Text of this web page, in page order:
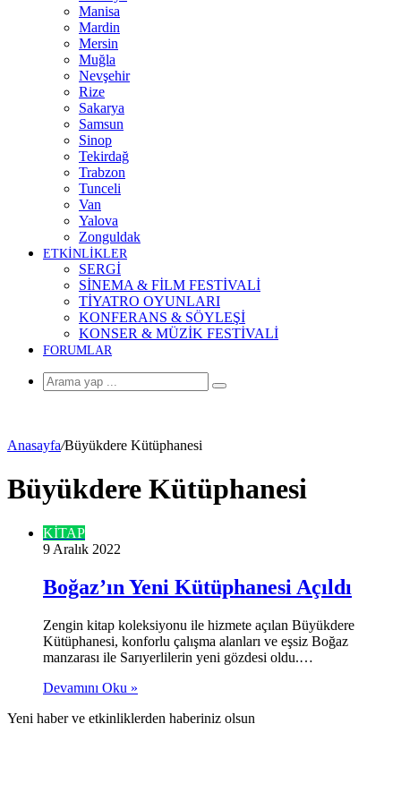
Manisa
Mardin
Mersin
Muğla
Nevşehir
Rize
Sakarya
Samsun
Sinop
Tekirdağ
Trabzon
Tunceli
Van
Yalova
Zonguldak
ETKİNLİKLER
SERGİ
SİNEMA & FİLM FESTİVALİ
TİYATRO OYUNLARI
KONFERANS & SÖYLEŞİ
KONSER & MÜZİK FESTİVALİ
FORUMLAR
Arama
Anasayfa/Büyükdere Kütüphanesi
Büyükdere Kütüphanesi
KİTAP
9 Aralık 2022
Boğaz’ın Yeni Kütüphanesi Açıldı
Zengin kitap koleksiyonu ile hizmete açılan Büyükdere
Kütüphanesi, konforlu çalışma alanları ve eşsiz Boğaz
manzarası ile Sarıyerlilerin yeni gözdesi oldu.…
Devamını Oku »
Yeni haber ve etkinliklerden haberiniz olsun